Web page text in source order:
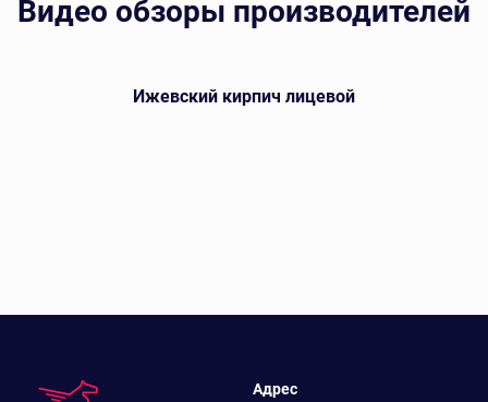
Видео обзоры производителей
Ижевский кирпич лицевой
Адрес